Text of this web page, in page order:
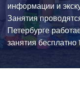
информации и
Занятия
Петербурге
занятия бесплатно